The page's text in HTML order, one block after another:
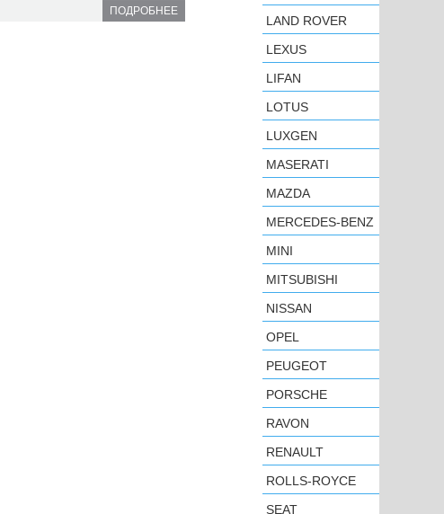
ПОДРОБНЕЕ
LAND ROVER
LEXUS
LIFAN
LOTUS
LUXGEN
MASERATI
MAZDA
MERCEDES-BENZ
MINI
MITSUBISHI
NISSAN
OPEL
PEUGEOT
PORSCHE
RAVON
RENAULT
ROLLS-ROYCE
SEAT